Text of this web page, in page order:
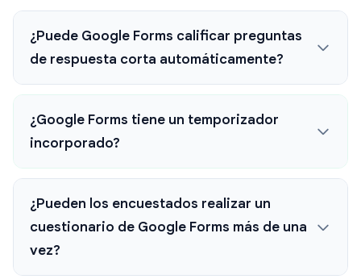
¿Puede Google Forms calificar preguntas
de respuesta corta automáticamente?
¿Google Forms tiene un temporizador
incorporado?
¿Pueden los encuestados realizar un
cuestionario de Google Forms más de una
vez?